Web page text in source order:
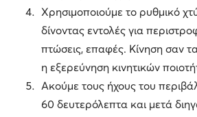
Χρησιμοποιούμε το ρυθμικό
δίνοντας εντολές για
πτώσεις, επαφές. Κίνηση σαν
η εξερεύνηση κινητικών
Ακούμε τους ήχους του
60 δευτερόλεπτα και μετά